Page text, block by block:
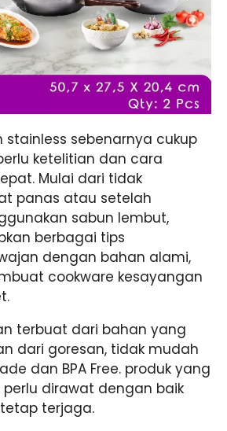
stainless sebenarnya cukup
ketelitian dan cara
Mulai dari tidak
panas atau setelah
sabun lembut,
berbagai tips
dengan bahan alami,
cookware kesayangan
terbuat dari bahan yang
dari goresan, tidak mudah
dan BPA Free. produk yang
dirawat dengan baik
terjaga.